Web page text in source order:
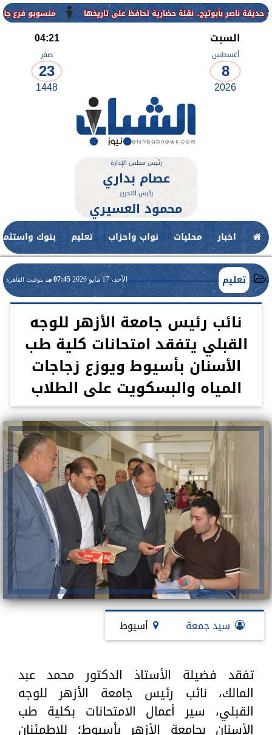
منسوبو فرع جامعة الأزهر للوجه
السبت
أغسطس
8
2026
04:21
صفر
23
1448
رئيس مجلس الإدارة
عصام بداري
رئيس التحرير
محمود العسيري
اخبار محليات نواب واحزاب تعليم بنوك
تعليم الأحد، 17 مايو 2026 07:45 مـ بتوقيت القاهرة
نائب رئيس جامعة الأزهر للوجه
القبلي يتفقد امتحانات كلية طب
الأسنان بأسيوط ويوزع زجاجات
المياه والبسكويت على الطلاب
سيد جمعة أسيوط
تفقد فضيلة الأستاذ الدكتور محمد عبد
المالك، نائب رئيس جامعة الأزهر للوجه
القبلي، سير أعمال الامتحانات بكلية طب
الأسنان بجامعة الأزهر بأسيوط؛ للاطمئنان